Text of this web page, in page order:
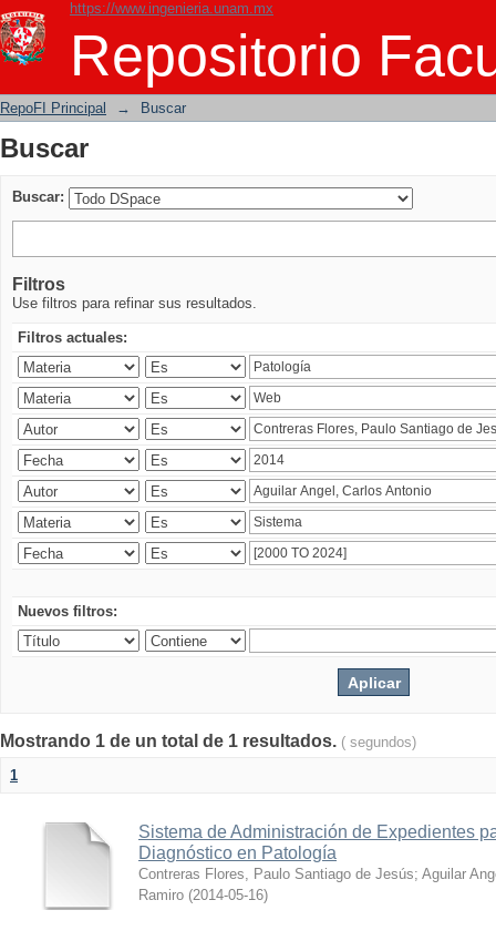
https://www.ingenieria.unam.mx
Repositorio
Buscar
RepoFI Principal → Buscar
Buscar
Buscar:
Filtros
Use filtros para refinar sus resultados.
Filtros actuales:
Nuevos filtros:
Mostrando 1 de un total de 1 resultados. ( segundos)
1
Sistema de Administración de Expedientes
Diagnóstico en Patología
Contreras Flores, Paulo Santiago de Jesús; Aguilar
Ramiro (2014-05-16)